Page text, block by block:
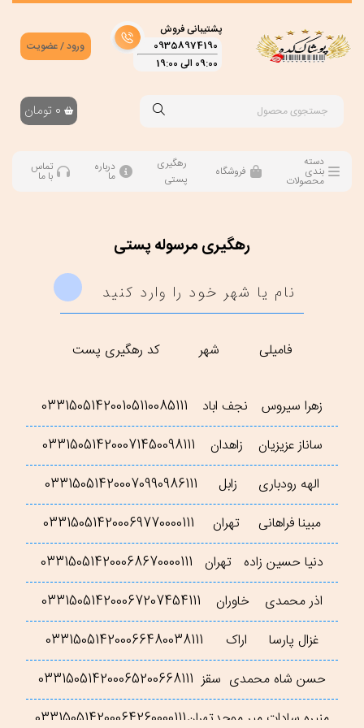
پشتیبانی فروش
09358974190
09:00 الی 19:00
ورود / عضویت
0 تومان
دسته
بندی
محصولات
فروشگاه
رهگیری
پستی
درباره
ما
تماس
با ما
رهگیری مرسوله پستی
فامیلی شهر کد رهگیری پست
زهرا سیروس نجف اباد
033150514200105110085111
ساناز عزیزیان
زاهدان
033150514200071450098111
الهه رودباری
زابل
033150514200070990986111
مبینا فراهانی
تهران
033150514200069770000111
دنیا حسین زاده تهران
033150514200068670000111
اذر محمدی
خاوران
033150514200067207454111
غزال پارسا
اراک
033150514200066480038111
حسن شاه محمدی سقز 033150514200065200668111
منیره سادات میر موحدتهران033150514200064260000111